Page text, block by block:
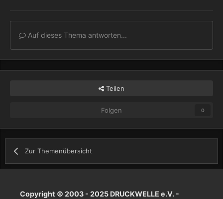
Auf dieses Thema antworten...
Teilen
Folgen 0
Zur Themenübersicht
Copyright © 2003 - 2025 DRUCKWELLE e.V. -